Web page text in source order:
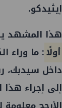
إيثيدكو.
هذا المشهد
أولًا: ما وراء
داخل سيدبك،
إلى إجراء